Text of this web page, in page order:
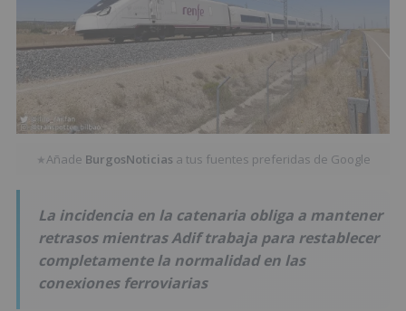
★Añade BurgosNoticias a tus fuentes preferidas de Google
La incidencia en la catenaria obliga a mantener
retrasos mientras Adif trabaja para restablecer
completamente la normalidad en las
conexiones ferroviarias